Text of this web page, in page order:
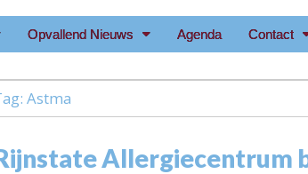
Vereniging
Opvallend Nieuws Agenda Contact
Astma
Allergiecentrum